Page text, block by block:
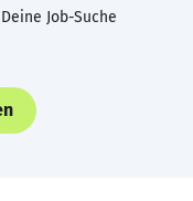
Job-Suche